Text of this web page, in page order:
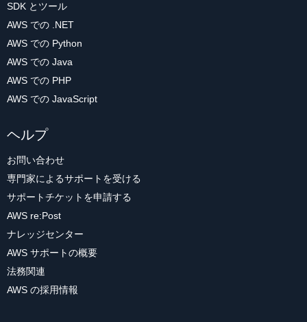
SDK とツール
AWS での .NET
AWS での Python
AWS での Java
AWS での PHP
AWS での JavaScript
ヘルプ
お問い合わせ
専門家によるサポートを受ける
サポートチケットを申請する
AWS re:Post
ナレッジセンター
AWS サポートの概要
法務関連
AWS の採用情報